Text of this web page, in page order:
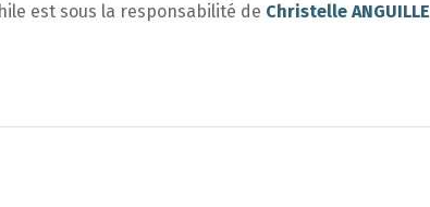
est sous la responsabilité de Christelle ANGUILLE